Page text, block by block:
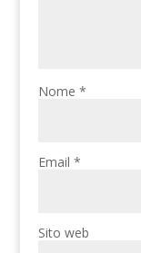
Nome*
Email*
Sito web